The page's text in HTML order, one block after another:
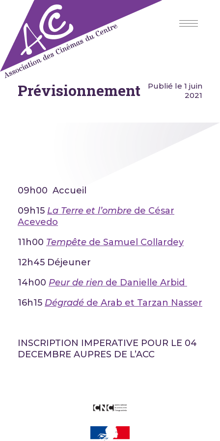
content
Association des Cinémas du
Centre
Prévisionnement
Publié le 1 juin
2021
09h00 Accueil
09h15 La Terre et l’ombre de César
Acevedo
11h00 Tempête de Samuel Collardey
12h45 Déjeuner
14h00 Peur de rien de Danielle Arbid
16h15 Dégradé de Arab et Tarzan Nasser
INSCRIPTION IMPERATIVE POUR LE 04
DECEMBRE AUPRES DE L’ACC